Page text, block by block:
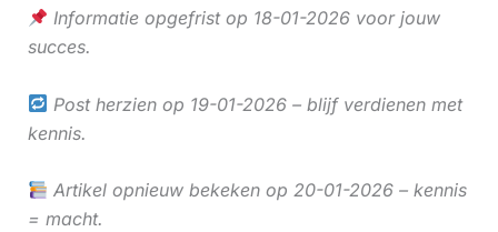
Informatie opgefrist op 18-01-2026 voor jouw
succes.
Post herzien op 19-01-2026 – blijf verdienen met
kennis.
Artikel opnieuw bekeken op 20-01-2026 – kennis
= macht.